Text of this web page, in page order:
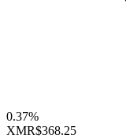
0.37%
XMR$368.25